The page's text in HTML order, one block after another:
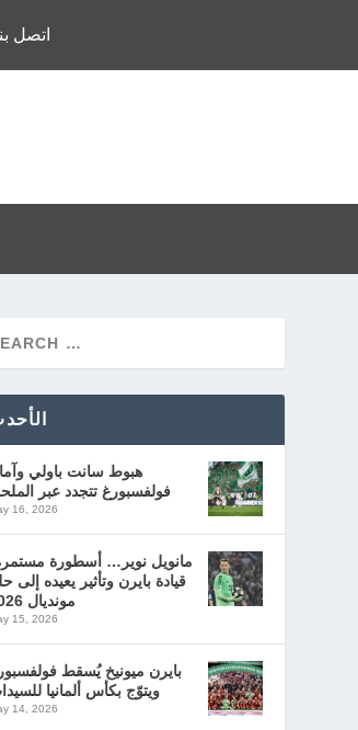
اتصل
هبوط سانت باولي
فولفسبورغ تتجدد عبر
16, 2026
مانويل نوير… أسطورة
قيادة بايرن وتأثير يعيده إلى
مونديال 2026
15, 2026
بايرن ميونيخ يُسقط
ويتوّج بكأس ألمانيا
14, 2026